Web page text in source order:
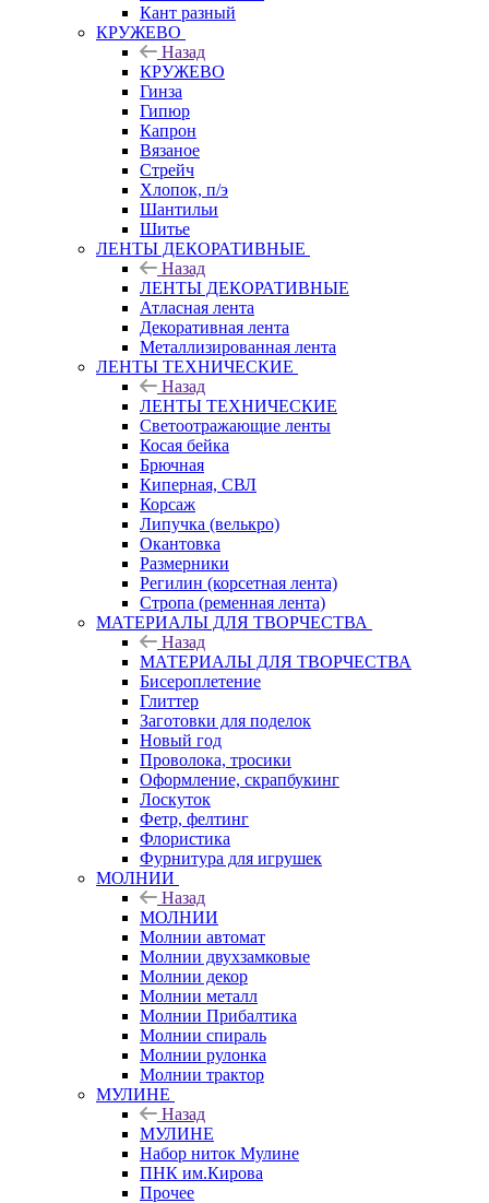
Кант разный
КРУЖЕВО
Назад
КРУЖЕВО
Гинза
Гипюр
Капрон
Вязаное
Стрейч
Хлопок, п/э
Шантильи
Шитье
ЛЕНТЫ ДЕКОРАТИВНЫЕ
Назад
ЛЕНТЫ ДЕКОРАТИВНЫЕ
Атласная лента
Декоративная лента
Металлизированная лента
ЛЕНТЫ ТЕХНИЧЕСКИЕ
Назад
ЛЕНТЫ ТЕХНИЧЕСКИЕ
Светоотражающие ленты
Косая бейка
Брючная
Киперная, СВЛ
Корсаж
Липучка (велькро)
Окантовка
Размерники
Регилин (корсетная лента)
Стропа (ременная лента)
МАТЕРИАЛЫ ДЛЯ ТВОРЧЕСТВА
Назад
МАТЕРИАЛЫ ДЛЯ ТВОРЧЕСТВА
Бисероплетение
Глиттер
Заготовки для поделок
Новый год
Проволока, тросики
Оформление, скрапбукинг
Лоскуток
Фетр, фелтинг
Флористика
Фурнитура для игрушек
МОЛНИИ
Назад
МОЛНИИ
Молнии автомат
Молнии двухзамковые
Молнии декор
Молнии металл
Молнии Прибалтика
Молнии спираль
Молнии рулонка
Молнии трактор
МУЛИНЕ
Назад
МУЛИНЕ
Набор ниток Мулине
ПНК им.Кирова
Прочее